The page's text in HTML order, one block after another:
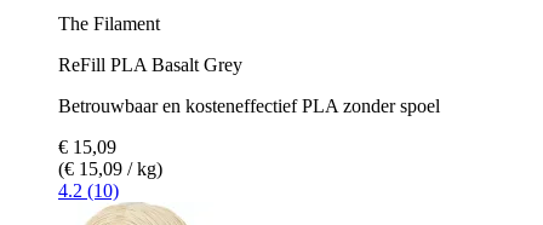
The Filament
ReFill PLA Basalt Grey
Betrouwbaar en kosteneffectief PLA zonder spoel
€ 15,09
(€ 15,09 / kg)
4.2 (10)